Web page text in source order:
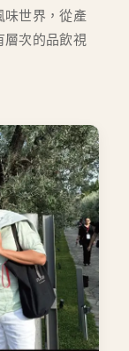
味世界，從產
層次的品飲視